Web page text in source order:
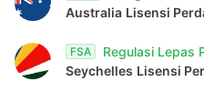
Australia Lisensi
FSA
Regulasi Lepas
Seychelles Lisensi